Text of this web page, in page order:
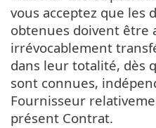
vous acceptez que les
obtenues doivent être
irrévocablement
dans leur totalité, dès
sont connues,
Fournisseur
présent Contrat.